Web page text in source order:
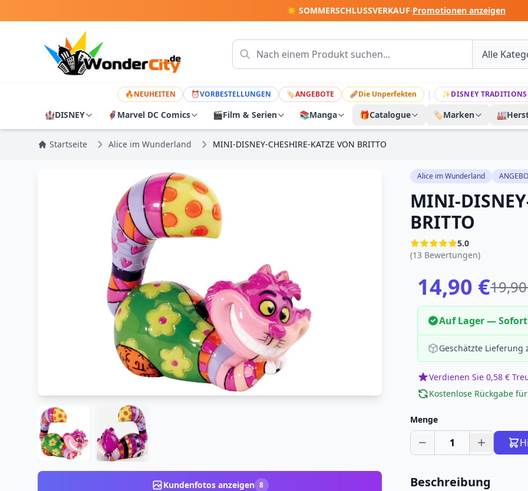
☀️ SOMMERSCHLUSSVERKAUF·Promotionen anzeigen
🔥NEUHEITEN ⏰VORBESTELLUNGEN 🏷ANGEBOTE 🩹Die Unperfekten | ✨DISNEY TRADITIONS
🏰DISNEY 🦸 Marvel DC Comics 🎬Film & Serien 📚Manga 🎁Catalogue 🏷️Marken 🏭
Startseite Alice im Wunderland MINI-DISNEY-CHESHIRE-KATZE VON BRITTO
Kundenfotos anzeigen 8
Alice im Wunderland
MINI-
BRITTO
5.0
(13 Bewertungen)
14,90 €
Auf Lager —
Geschätzte Lieferung
Verdienen Sie 0,58 €
Kostenlose Rückgabe
Menge
1
Beschreibung